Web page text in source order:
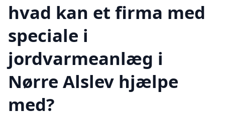
hvad kan et firma med
speciale i
jordvarmeanlæg i
Nørre Alslev hjælpe
med?